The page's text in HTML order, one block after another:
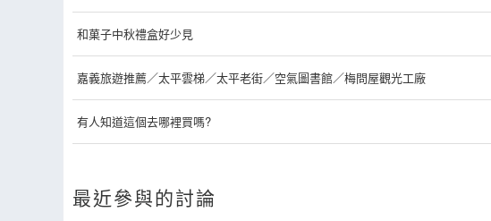
和菓子中秋禮盒好少見
嘉義旅遊推薦／太平雲梯／太平老街／空氣圖書館／梅問屋觀光工廠
有人知道這個去哪裡買嗎?
最近參與的討論